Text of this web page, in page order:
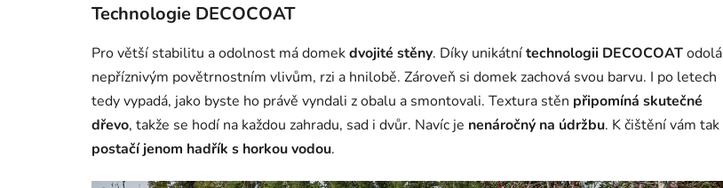
Technologie DECOCOAT
Pro větší stabilitu a odolnost má domekdvojité stěny. Díky unikátnítechnologii DECOCOATodolá
nepříznivým povětrnostním vlivům, rzi a hnilobě. Zároveň si domek zachová svou barvu. I po letech
tedy vypadá, jako byste ho právě vyndali z obalu a smontovali. Textura stěn připomíná skutečné
dřevo, takže se hodí na každou zahradu, sad i dvůr. Navíc je nenáročný na údržbu. K čištění vám tak
postačí jenom hadřík s horkou vodou.